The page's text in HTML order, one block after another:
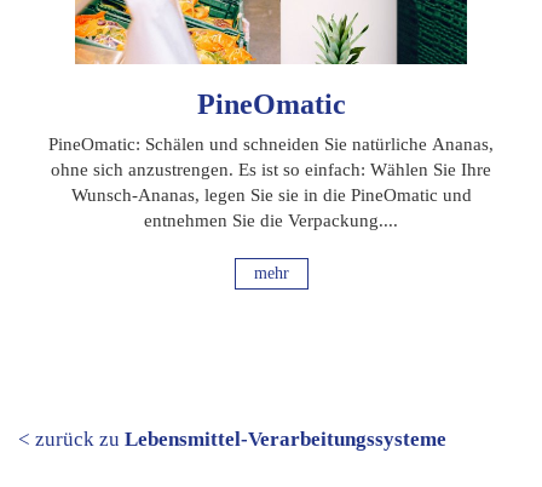
PineOmatic
PineOmatic: Schälen und schneiden Sie natürliche Ananas,
ohne sich anzustrengen. Es ist so einfach: Wählen Sie Ihre
Wunsch-Ananas, legen Sie sie in die PineOmatic und
entnehmen Sie die Verpackung....
mehr
< zurück zu Lebensmittel-Verarbeitungssysteme